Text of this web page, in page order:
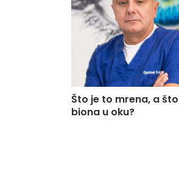
Što je to mrena, a što
biona u oku?